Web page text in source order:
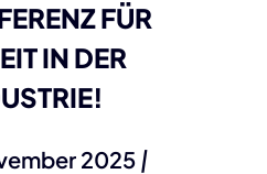
FÜR
IN DER
2025 |